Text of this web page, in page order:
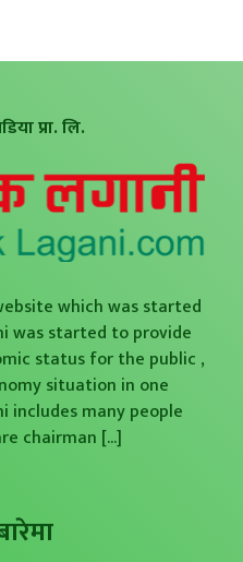
प्रा. लि.
which was started
was started to provide
status for the public ,
situation in one
includes many people
chairman [...]